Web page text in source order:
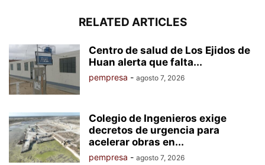
RELATED ARTICLES
Centro de salud de Los Ejidos de
Huan alerta que falta...
pempresa - agosto 7, 2026
Colegio de Ingenieros exige
decretos de urgencia para
acelerar obras en...
pempresa - agosto 7, 2026